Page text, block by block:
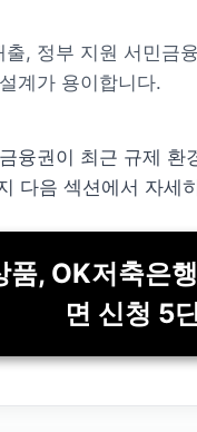
, 정부 지원 서민금
계가 용이합니다.
융권이 최근 규제
다음 섹션에서 자세
, OK저축은
면 신청 5